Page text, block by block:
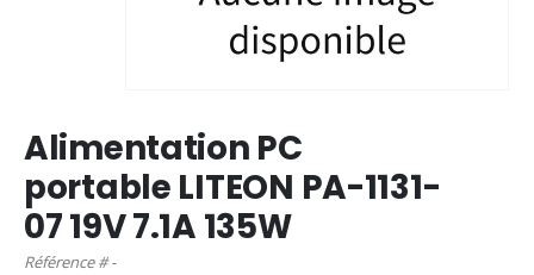
Alimentation PC
portable LITEON PA-1131-
07 19V 7.1A 135W
Référence # -